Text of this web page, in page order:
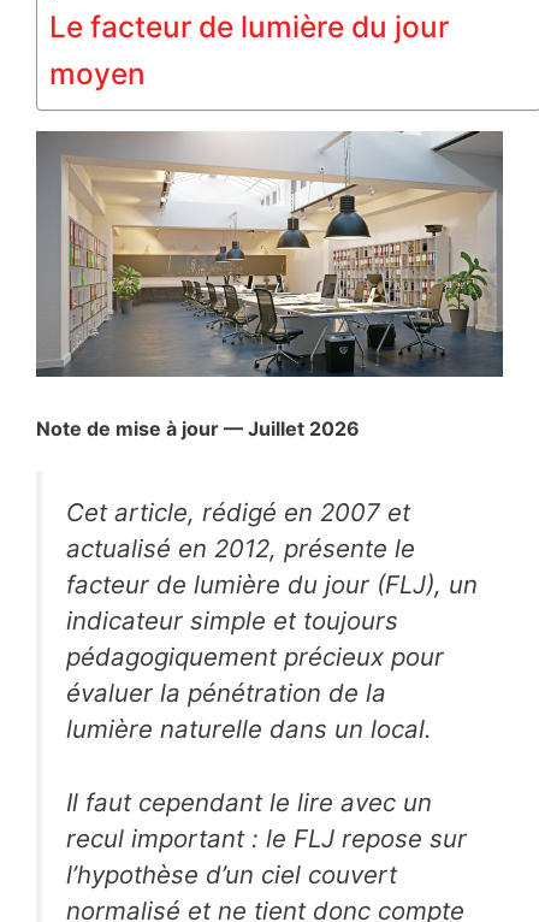
Le facteur de lumière du jour
moyen
Note de mise à jour — Juillet 2026
Cet article, rédigé en 2007 et
actualisé en 2012, présente le
facteur de lumière du jour (FLJ), un
indicateur simple et toujours
pédagogiquement précieux pour
évaluer la pénétration de la
lumière naturelle dans un local.
Il faut cependant le lire avec un
recul important : le FLJ repose sur
l’hypothèse d’un ciel couvert
normalisé et ne tient donc compte